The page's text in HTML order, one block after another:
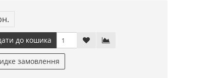
до кошика
замовлення